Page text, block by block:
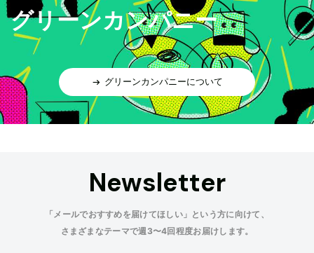
グリーンカンパニー
グリーンカンパニーについて
Newsletter
「メールでおすすめを届けてほしい」という方に向けて、
さまざまなテーマで週3〜4回程度お届けします。